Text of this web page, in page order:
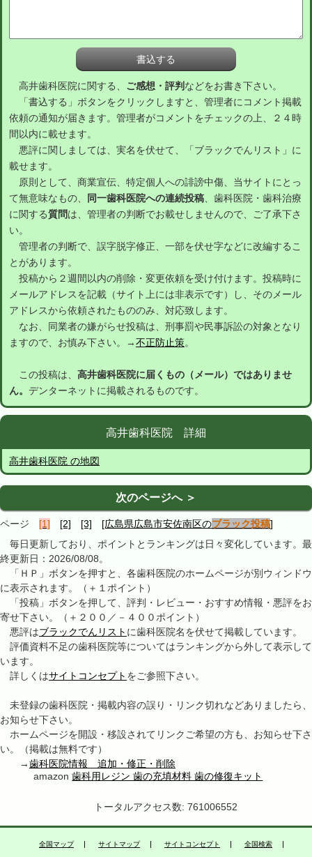
高井歯科医院に関する、 ご感想・評判 などをお書き下さい。
「書込する」ボタンをクリックしますと、管理者にコメント掲載
依頼の通知が届きます。管理者がコメントをチェックの上、２４時
間以内に載せます。
悪評に関しましては、実名を伏せて、「ブラックでんリスト」に
載せます。
原則として、商業宣伝、特定個人への誹謗中傷、当サイトにとっ
て無意味なもの、
同一歯科医院への連続投稿、歯科医院・歯科治療
に関する質問は、管理者の判断でお載せしませんので、ご了承下さ
い。
管理者の判断で、誤字脱字修正、一部を伏せ字などに改編するこ
とがあります。
投稿から２週間以内の削除・変更依頼を受け付けます。投稿時に
メールアドレスを記載（サイト上には非表示です）し、そのメール
アドレスから依頼されたもののみ、対応致します。
なお、同業者の嫌がらせ投稿は、刑事罰や民事訴訟の対象となり
ますので、お慎み下さい。→不正防止策。
この投稿は、 高井歯科医院に届くもの（メール）ではありませ
ん。 デンターネットに掲載されるものです。
高井歯科医院 詳細
高井歯科医院 の地図
次のページへ ＞
ページ [1] [2] [3] [広島県広島市安佐南区のブラック投稿]
毎日更新しており、ポイントとランキングは日々変化しています。最
終更新日：2026/08/08。
「ＨＰ」ボタンを押すと、各歯科医院のホームページが別ウィンドウ
に表示されます。（＋１ポイント）
「投稿」ボタンを押して、評判・レビュー・おすすめ情報・悪評をお
寄せ下さい。（＋２００／－４００ポイント）
悪評はブラックでんリスト に歯科医院名を伏せて掲載しています。
評価資料不足の歯科医院等についてはランキングから外して表示して
います。
詳しくはサイトコンセプト をご参照下さい。
未登録の歯科医院・掲載内容の誤り・リンク切れなどありましたら、
お知らせ下さい。
ホームページを開設・移設されてリンクご希望の方も、お知らせ下さ
い。（掲載は無料です）
→歯科医院情報 追加・修正・削除
amazon歯科用レジン 歯の充填材料 歯の修復キット
トータルアクセス数: 761006552
全国マップ サイトマップ サイトコンセプト 全国検索